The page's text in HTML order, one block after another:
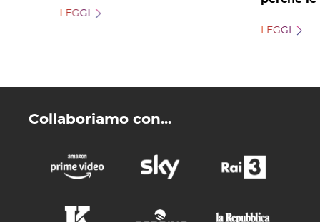
LEGGI
LEGGI
Collaboriamo con...